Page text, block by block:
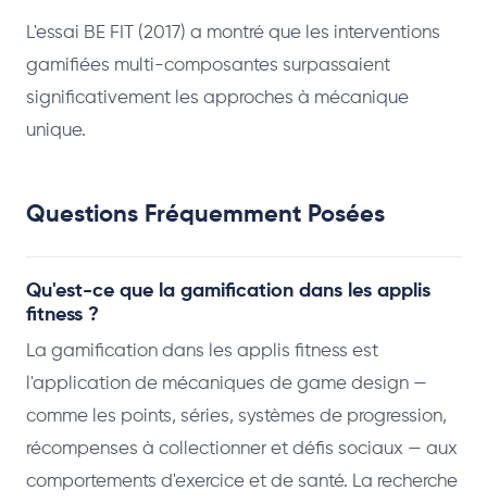
L'essai BE FIT (2017) a montré que les interventions
gamifiées multi-composantes surpassaient
significativement les approches à mécanique
unique.
Questions Fréquemment Posées
Qu'est-ce que la gamification dans les applis
fitness ?
La gamification dans les applis fitness est
l'application de mécaniques de game design —
comme les points, séries, systèmes de progression,
récompenses à collectionner et défis sociaux — aux
comportements d'exercice et de santé. La recherche